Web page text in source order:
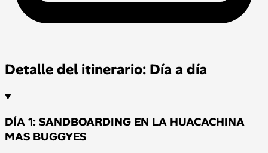
Detalle del itinerario: Día a día
DÍA 1: SANDBOARDING EN LA HUACACHINA
MAS BUGGYES